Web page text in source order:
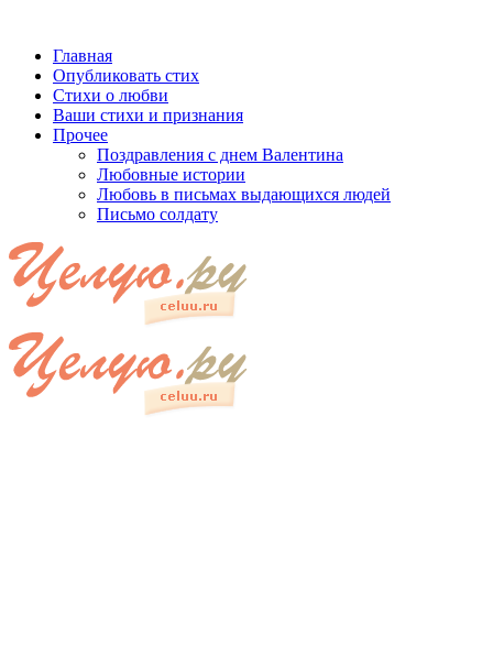
Главная
Опубликовать стих
Стихи о любви
Ваши стихи и признания
Прочее
Поздравления с днем Валентина
Любовные истории
Любовь в письмах выдающихся людей
Письмо солдату